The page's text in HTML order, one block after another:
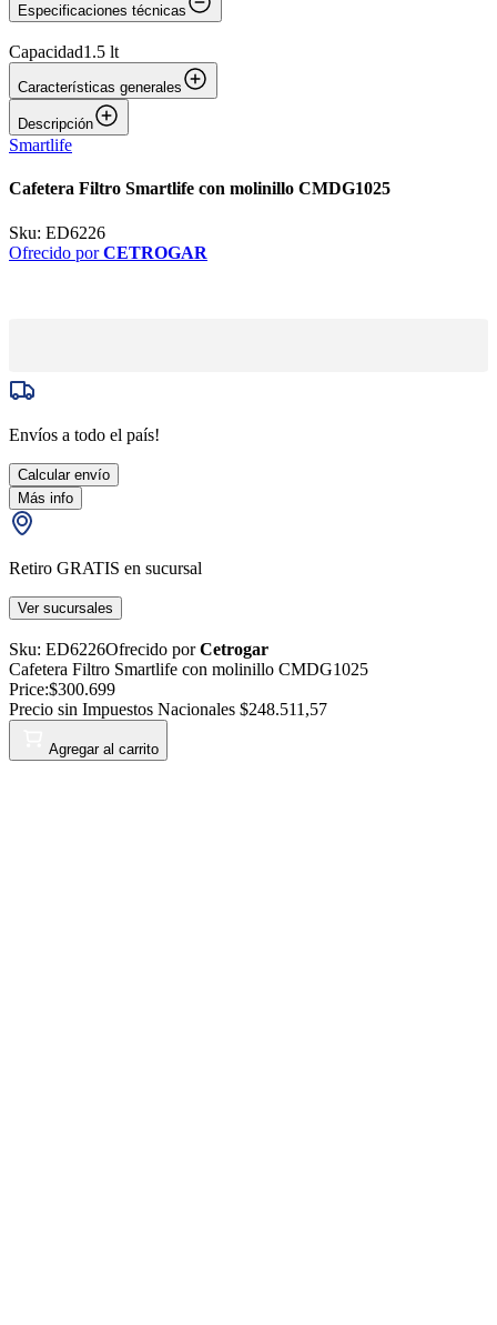
Especificaciones técnicas
Capacidad1.5 lt
Características generales
Descripción
Smartlife
Cafetera Filtro Smartlife con molinillo CMDG1025
Sku: ED6226
Ofrecido porCETROGAR
Envíos a todo el país!
Calcular envío
Más info
Retiro GRATIS en sucursal
Ver sucursales
Sku: ED6226Ofrecido porCetrogar
Cafetera Filtro Smartlife con molinillo CMDG1025
Price:$300.699
Precio sin Impuestos Nacionales $248.511,57
Agregar al carrito